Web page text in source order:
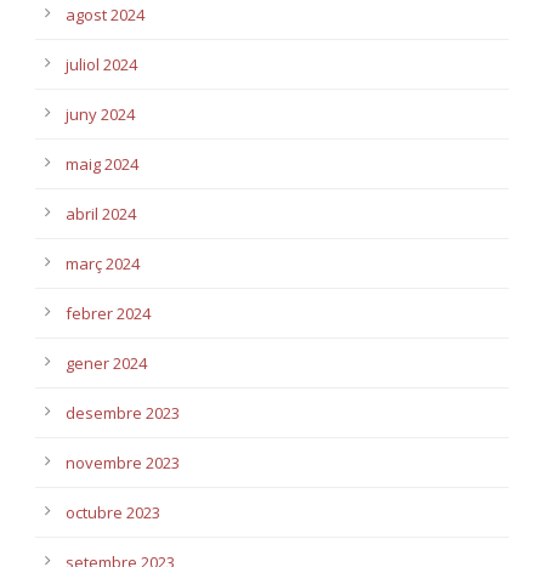
agost 2024
juliol 2024
juny 2024
maig 2024
abril 2024
març 2024
febrer 2024
gener 2024
desembre 2023
novembre 2023
octubre 2023
setembre 2023